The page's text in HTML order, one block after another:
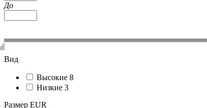
До
Вид
Высокие 8
Низкие 3
Размер EUR